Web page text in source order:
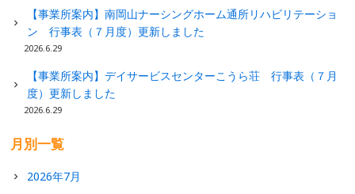
【事業所案内】南岡山ナーシングホーム通所リハビリテーショ
ン 行事表（７月度）更新しました
2026.6.29
【事業所案内】デイサービスセンターこうら荘 行事表（７月
度）更新しました
2026.6.29
月別一覧
2026年7月